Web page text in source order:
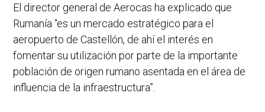
El director general de Aerocas ha explicado que
Rumanía “es un mercado estratégico para el
aeropuerto de Castellón, de ahí el interés en
fomentar su utilización por parte de la importante
población de origen rumano asentada en el área de
influencia de la infraestructura”.